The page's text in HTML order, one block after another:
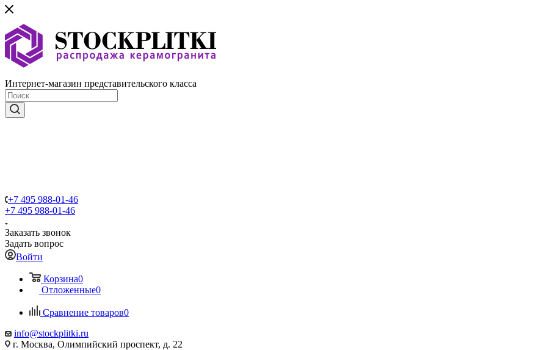
Интернет-магазин представительского класса
+7 495 988-01-46
+7 495 988-01-46
Заказать звонок
Задать вопрос
Войти
Корзина0
Отложенные0
Сравнение товаров0
info@stockplitki.ru
г. Москва, Олимпийский проспект, д. 22